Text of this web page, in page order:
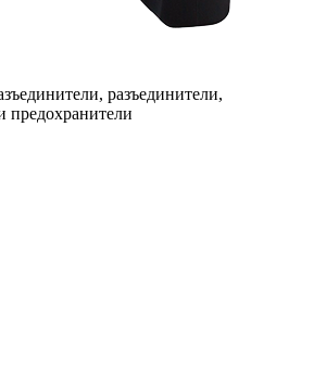
разъединители,
предохранители